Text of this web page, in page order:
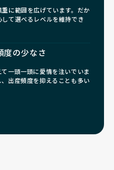
に範囲を広げています。だか
て選べるレベルを維持でき
度の少なさ
一頭一頭に愛情を注いでいま
出産頻度を抑えることも多い